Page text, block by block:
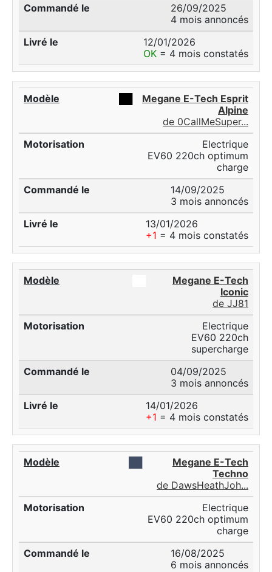
26/09/2025
4 mois annoncés
12/01/2026
OK = 4 mois constatés
Megane E-Tech Esprit
Alpine
de 0CallMeSuper...
Electrique
EV60 220ch optimum
charge
14/09/2025
3 mois annoncés
13/01/2026
+1 = 4 mois constatés
Megane E-Tech
Iconic
de JJ81
Electrique
EV60 220ch
supercharge
04/09/2025
3 mois annoncés
14/01/2026
+1 = 4 mois constatés
Megane E-Tech
Techno
de DawsHeathJoh...
Electrique
EV60 220ch optimum
charge
16/08/2025
6 mois annoncés